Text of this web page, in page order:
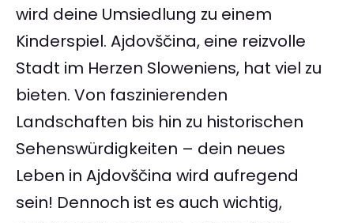
wird deine Umsiedlung zu einem
Kinderspiel. Ajdovščina, eine reizvolle
Stadt im Herzen Sloweniens, hat viel zu
bieten. Von faszinierenden
Landschaften bis hin zu historischen
Sehenswürdigkeiten – dein neues
Leben in Ajdovščina wird aufregend
sein! Dennoch ist es auch wichtig,